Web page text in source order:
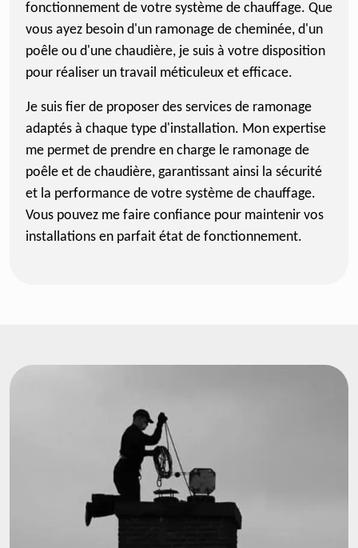
fonctionnement de votre système de chauffage. Que
vous ayez besoin d'un ramonage de cheminée, d'un
poêle ou d'une chaudière, je suis à votre disposition
pour réaliser un travail méticuleux et efficace.
Je suis fier de proposer des services de ramonage
adaptés à chaque type d'installation. Mon expertise
me permet de prendre en charge le ramonage de
poêle et de chaudière, garantissant ainsi la sécurité
et la performance de votre système de chauffage.
Vous pouvez me faire confiance pour maintenir vos
installations en parfait état de fonctionnement.